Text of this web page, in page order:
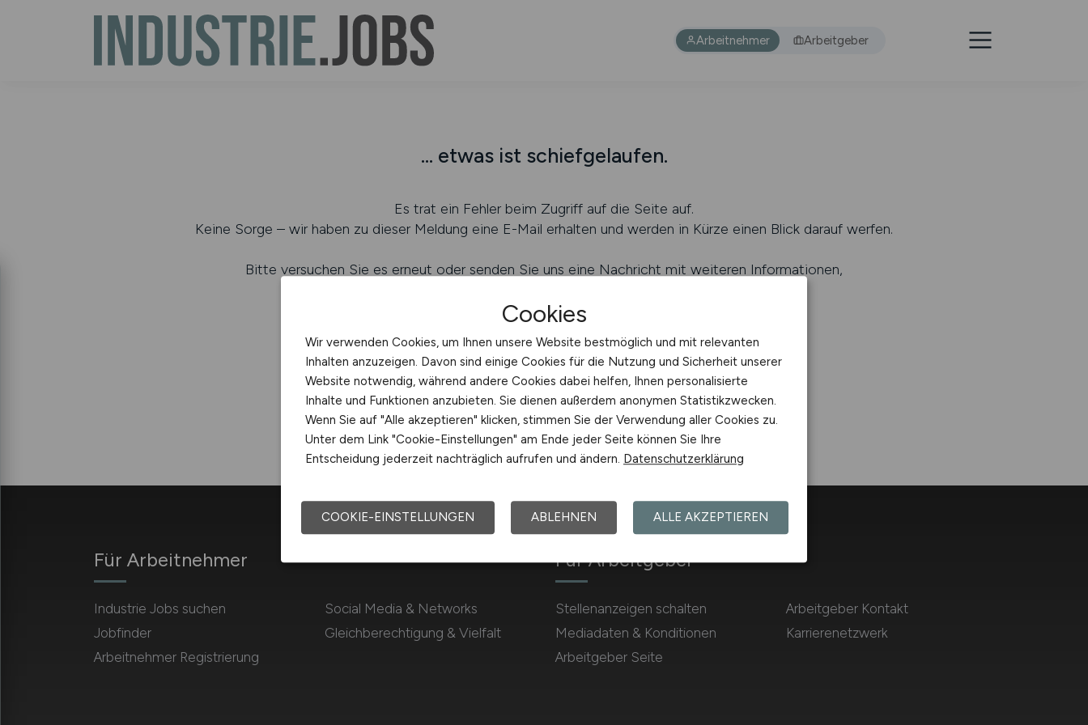
Arbeitnehmer Arbeitgeber
... etwas ist schiefgelaufen.
Es trat ein Fehler beim Zugriff auf die Seite auf.
Keine Sorge – wir haben zu dieser Meldung eine E-Mail erhalten und werden in Kürze einen Blick darauf werfen.
Bitte versuchen Sie es erneut oder senden Sie uns eine Nachricht mit weiteren Informationen,
Für Arbeitnehmer
Industrie Jobs suchen
Jobfinder
Arbeitnehmer Registrierung
Social Media & Networks
Gleichberechtigung & Vielfalt
Für Arbeitgeber
Stellenanzeigen schalten
Mediadaten & Konditionen
Arbeitgeber Seite
Arbeitgeber Kontakt
Karrierenetzwerk
Cookies
Wir verwenden Cookies, um Ihnen unsere Website bestmöglich und mit relevanten
Inhalten anzuzeigen. Davon sind einige Cookies für die Nutzung und Sicherheit unserer
Website notwendig, während andere Cookies dabei helfen, Ihnen personalisierte
Inhalte und Funktionen anzubieten. Sie dienen außerdem anonymen Statistikzwecken.
Wenn Sie auf "Alle akzeptieren" klicken, stimmen Sie der Verwendung aller Cookies zu.
Unter dem Link "Cookie-Einstellungen" am Ende jeder Seite können Sie Ihre
Entscheidung jederzeit nachträglich aufrufen und ändern. Datenschutzerklärung
COOKIE-EINSTELLUNGEN ABLEHNEN ALLE AKZEPTIEREN